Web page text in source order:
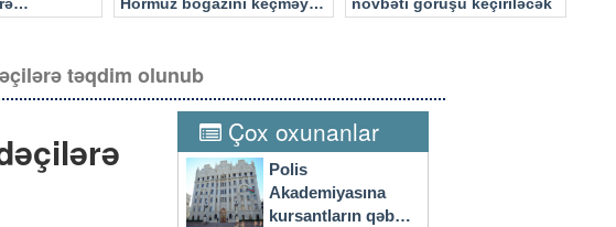
təqdim olunub
Çox oxunanlar
Polis
Akademiyasına
kursantların qəbulu